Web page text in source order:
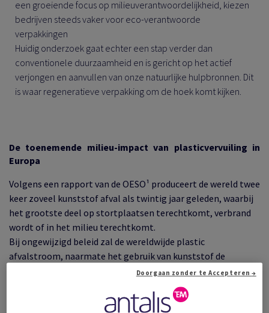
een groeiende focus op milieuverantwoordelijkheid, kiezen
bedrijven steeds vaker voor eco-verantwoorde
verpakkingen
Huidig onderzoek gaat echter een stap verder dan
conventionele duurzaamheid en is gericht op het actief
verjongen en aanvullen van onze natuurlijke hulpbronnen. Dit
is waar regeneratieve verpakking om de hoek komt kijken.
De toenemende milieu-impact van plasticvervuiling in
Europa
Volgens een rapport van de OESO¹ produceert de wereld twee
keer zoveel kunststof afval als twintig jaar geleden, waarbij
het grootste deel op stortplaatsen terechtkomt, verbrand
wordt of in het milieu terechtkomt.
Bij ongewijzigd beleid zal de wereldwijde plastic
afvalstroom, naarmate het gebruik van kunststof de
komende decennia toeneemt, stijgen van 353 Mt in 2019 tot
In maart 2022 zijn meer dan 170 landen overeengekomen om
Doorgaan zonder te Accepteren →